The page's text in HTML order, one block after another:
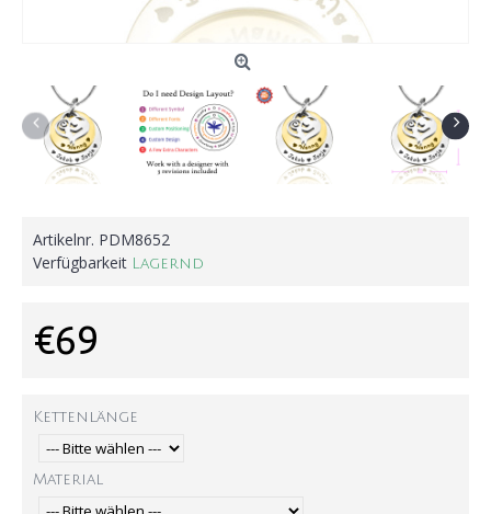
Artikelnr. PDM8652
Verfügbarkeit Lagernd
€69
Kettenlänge
Material